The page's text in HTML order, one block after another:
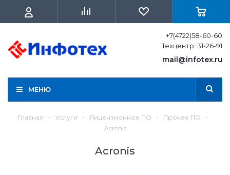
+7(4722)58-60-60
Техцентр: 31-26-91
mail@infotex.ru
МЕНЮ
Главная - Услуги - Лицензионное ПО - Прочее ПО
-
Acronis
Acronis